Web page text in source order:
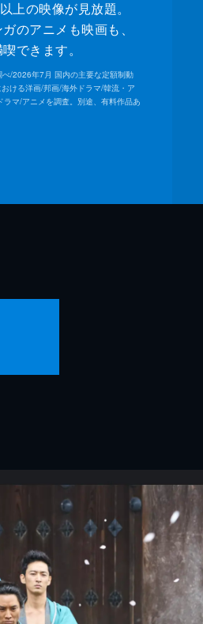
上の映像が見放題。
のアニメも映画も、
できます。
/2026年7⽉ 国内の主要な定額制動
ける洋画/邦画/海外ドラマ/韓流・ア
ラマ/アニメを調査。別途、有料作品あ